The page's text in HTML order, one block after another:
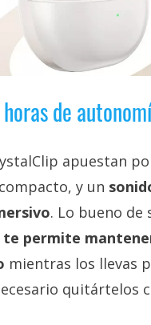
de
apuestan
y un
. Lo bueno de
te permite
mientras los llevas
quitártelos